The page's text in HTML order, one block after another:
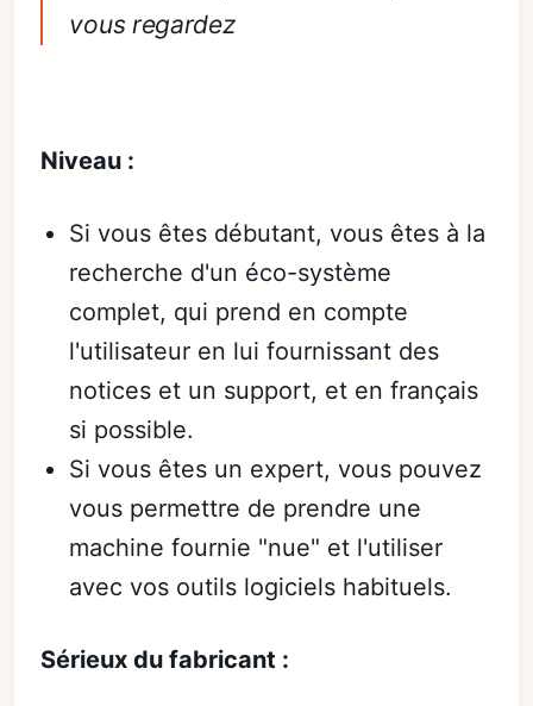
vous regardez
Niveau :
Si vous êtes débutant, vous êtes à la
recherche d'un éco-système
complet, qui prend en compte
l'utilisateur en lui fournissant des
notices et un support, et en français
si possible.
Si vous êtes un expert, vous pouvez
vous permettre de prendre une
machine fournie "nue" et l'utiliser
avec vos outils logiciels habituels.
Sérieux du fabricant :